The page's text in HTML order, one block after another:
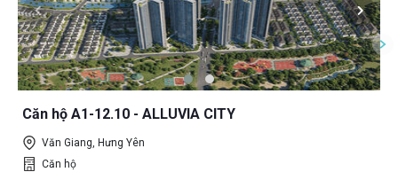
Căn hộ A1-12.10 - ALLUVIA CITY
Văn Giang, Hưng Yên
Căn hộ